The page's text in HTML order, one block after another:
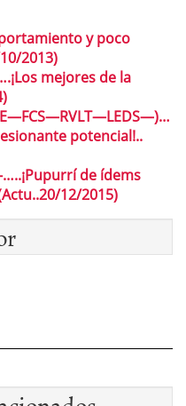
y poco
2013)
mejores de la
potencial!..
…..¡Pupurrí de ídems
12/2015)